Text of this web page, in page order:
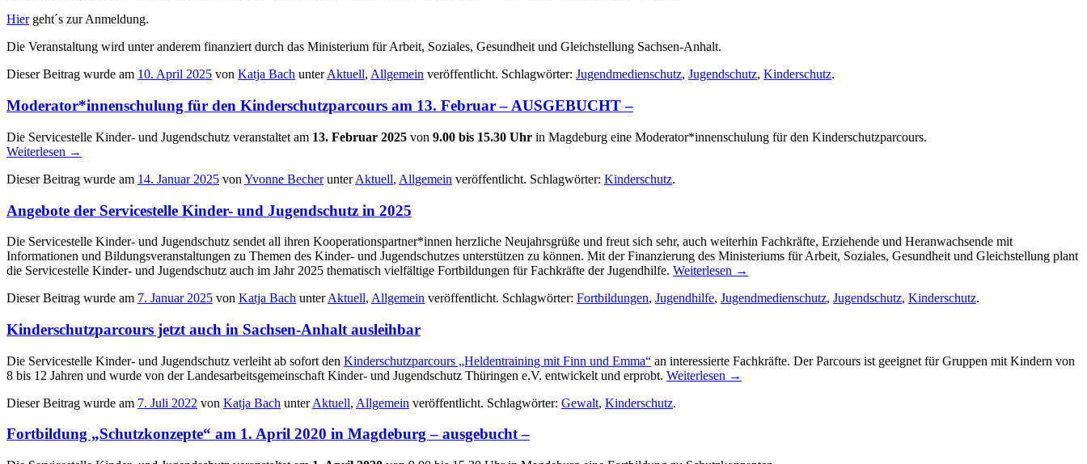
Hiergeht´s zur Anmeldung.
Die Veranstaltung wird unter anderem finanziert durch das Ministerium für Arbeit, Soziales, Gesundheit und Gleichstellung Sachsen-Anhalt.
Dieser Beitrag wurde am 10. April 2025 von Katja Bach unterAktuell, Allgemein veröffentlicht. Schlagwörter: Jugendmedienschutz, Jugendschutz, Kinderschutz.
Moderator*innenschulung für den Kinderschutzparcours am 13. Februar – AUSGEBUCHT –
Die Servicestelle Kinder- und Jugendschutz veranstaltet am 13. Februar 2025 von 9.00 bis 15.30 Uhr in Magdeburg eine Moderator*innenschulung für den Kinderschutzparcours.
Weiterlesen →
Dieser Beitrag wurde am 14. Januar 2025 von Yvonne BecherunterAktuell, Allgemein veröffentlicht. Schlagwörter: Kinderschutz.
Angebote der Servicestelle Kinder- und Jugendschutz in 2025
Die Servicestelle Kinder- und Jugendschutz sendet all ihren Kooperationspartner*innen herzliche Neujahrsgrüße und freut sich sehr, auch weiterhin Fachkräfte, Erziehende und Heranwachsende mit
Informationen und Bildungsveranstaltungen zu Themen des Kinder- und Jugendschutzes unterstützen zu können. Mit der Finanzierung des Ministeriums für Arbeit, Soziales, Gesundheit und Gleichstellung plant
die Servicestelle Kinder- und Jugendschutz auch im Jahr 2025 thematisch vielfältige Fortbildungen für Fachkräfte der Jugendhilfe. Weiterlesen →
Dieser Beitrag wurde am 7. Januar 2025 von Katja Bach unterAktuell, Allgemein veröffentlicht. Schlagwörter: Fortbildungen, Jugendhilfe, Jugendmedienschutz, Jugendschutz, Kinderschutz.
Kinderschutzparcours jetzt auch in Sachsen-Anhalt ausleihbar
Die Servicestelle Kinder- und Jugendschutz verleiht ab sofort den Kinderschutzparcours „Heldentraining mit Finn und Emma“ an interessierte Fachkräfte. Der Parcours ist geeignet für Gruppen mit Kindern von
8 bis 12 Jahren und wurde von der Landesarbeitsgemeinschaft Kinder- und Jugendschutz Thüringen e.V. entwickelt und erprobt. Weiterlesen →
Dieser Beitrag wurde am 7. Juli 2022 von Katja Bach unterAktuell, Allgemein veröffentlicht. Schlagwörter: Gewalt, Kinderschutz.
Fortbildung „Schutzkonzepte“ am 1. April 2020 in Magdeburg – ausgebucht –